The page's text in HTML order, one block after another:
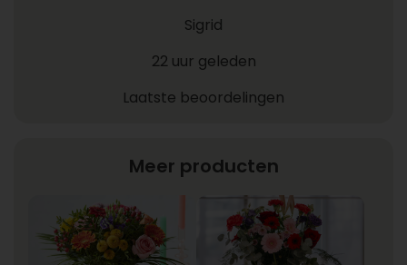
Sigrid
22 uur geleden
Laatste beoordelingen
Meer producten